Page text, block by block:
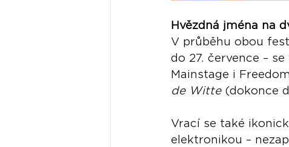
Hvězdná jména na
V průběhu obou
do 27. července –
Mainstage i
de Witte (dokonce
Vrací se také
elektronikou –